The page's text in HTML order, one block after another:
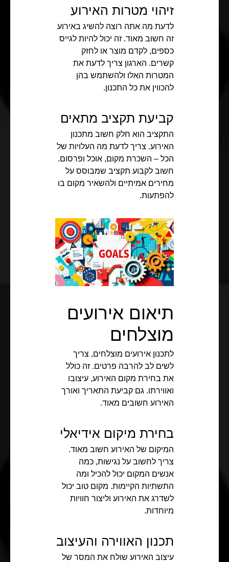
זיהוי מטרות האירוע
לדעת מה אתה רוצה להשיג באירוע
זה חשוב מאוד. זה יכול להיות לגייס
כספים, לקדם מוצר או לחזק
קשרים. הארגון צריך לדעת את
המטרות האלו ולהשתמש בהן
להכווין את כל התכנון.
קביעת תקציב מתאים
התקציב הוא חלק חשוב מתכנון
האירוע. צריך לדעת מה העלויות של
הכל – השכרת מקום, אוכל ופרסום.
חשוב לקבוע תקציב שמבוסס על
מחירים אמיתיים ולהשאיר מקום בו
להפתעות.
תיאום אירועים
מוצלחים
לתכנון אירועים מוצלחים, צריך
לשים לב להרבה פרטים. זה כולל
את בחירת מקום האירוע, עיצובו
ואווירתו. גם קביעת התאריך ואורך
האירוע חשובים מאוד.
בחירת מיקום אידיאלי
המיקום של האירוע חשוב מאוד.
צריך לחשוב על נגישות, כמה
אנשים המקום יכול להכיל ומה
התשתיות הקיימות. מקום טוב יכול
לשדרג את האירוע וליצור חוויות
מיוחדות.
תכנון האווירה והעיצוב
עיצוב האירוע שולח את המסר של